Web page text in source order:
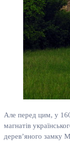
Але перед цим, у
магнатів
дерев’яного замку